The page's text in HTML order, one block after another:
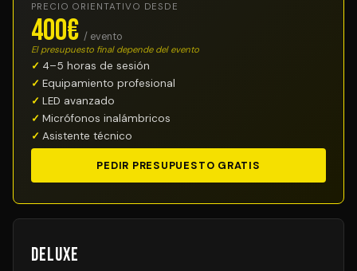
PRECIO ORIENTATIVO DESDE
400€ / evento
El presupuesto final depende del evento
4–5 horas de sesión
Equipamiento profesional
LED avanzado
Micrófonos inalámbricos
Asistente técnico
PEDIR PRESUPUESTO GRATIS
Deluxe